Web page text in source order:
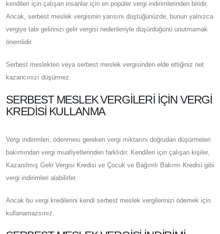
kendileri için çalışan insanlar için en popüler vergi indirimlerinden biridir.
Ancak, serbest meslek vergisinin yarısını düştüğünüzde, bunun yalnızca
vergiye tabi gelirinizi gelir vergisi nedenleriyle düşürdüğünü unutmamak
önemlidir.
Serbest meslekten veya serbest meslek vergisinden elde ettiğiniz net
kazancınızı düşürmez.
SERBEST MESLEK VERGILERI IÇIN VERGI
KREDISI KULLANMA
Vergi indirimleri, ödenmesi gereken vergi miktarını doğrudan düşürmeleri
bakımından vergi muafiyetlerinden farklıdır. Kendileri için çalışan kişiler,
Kazanılmış Gelir Vergisi Kredisi ve Çocuk ve Bağımlı Bakımı Kredisi gibi
vergi indirimleri alabilirler.
Ancak bu vergi kredilerini kendi serbest meslek vergilerinizi ödemek için
kullanamazsınız.